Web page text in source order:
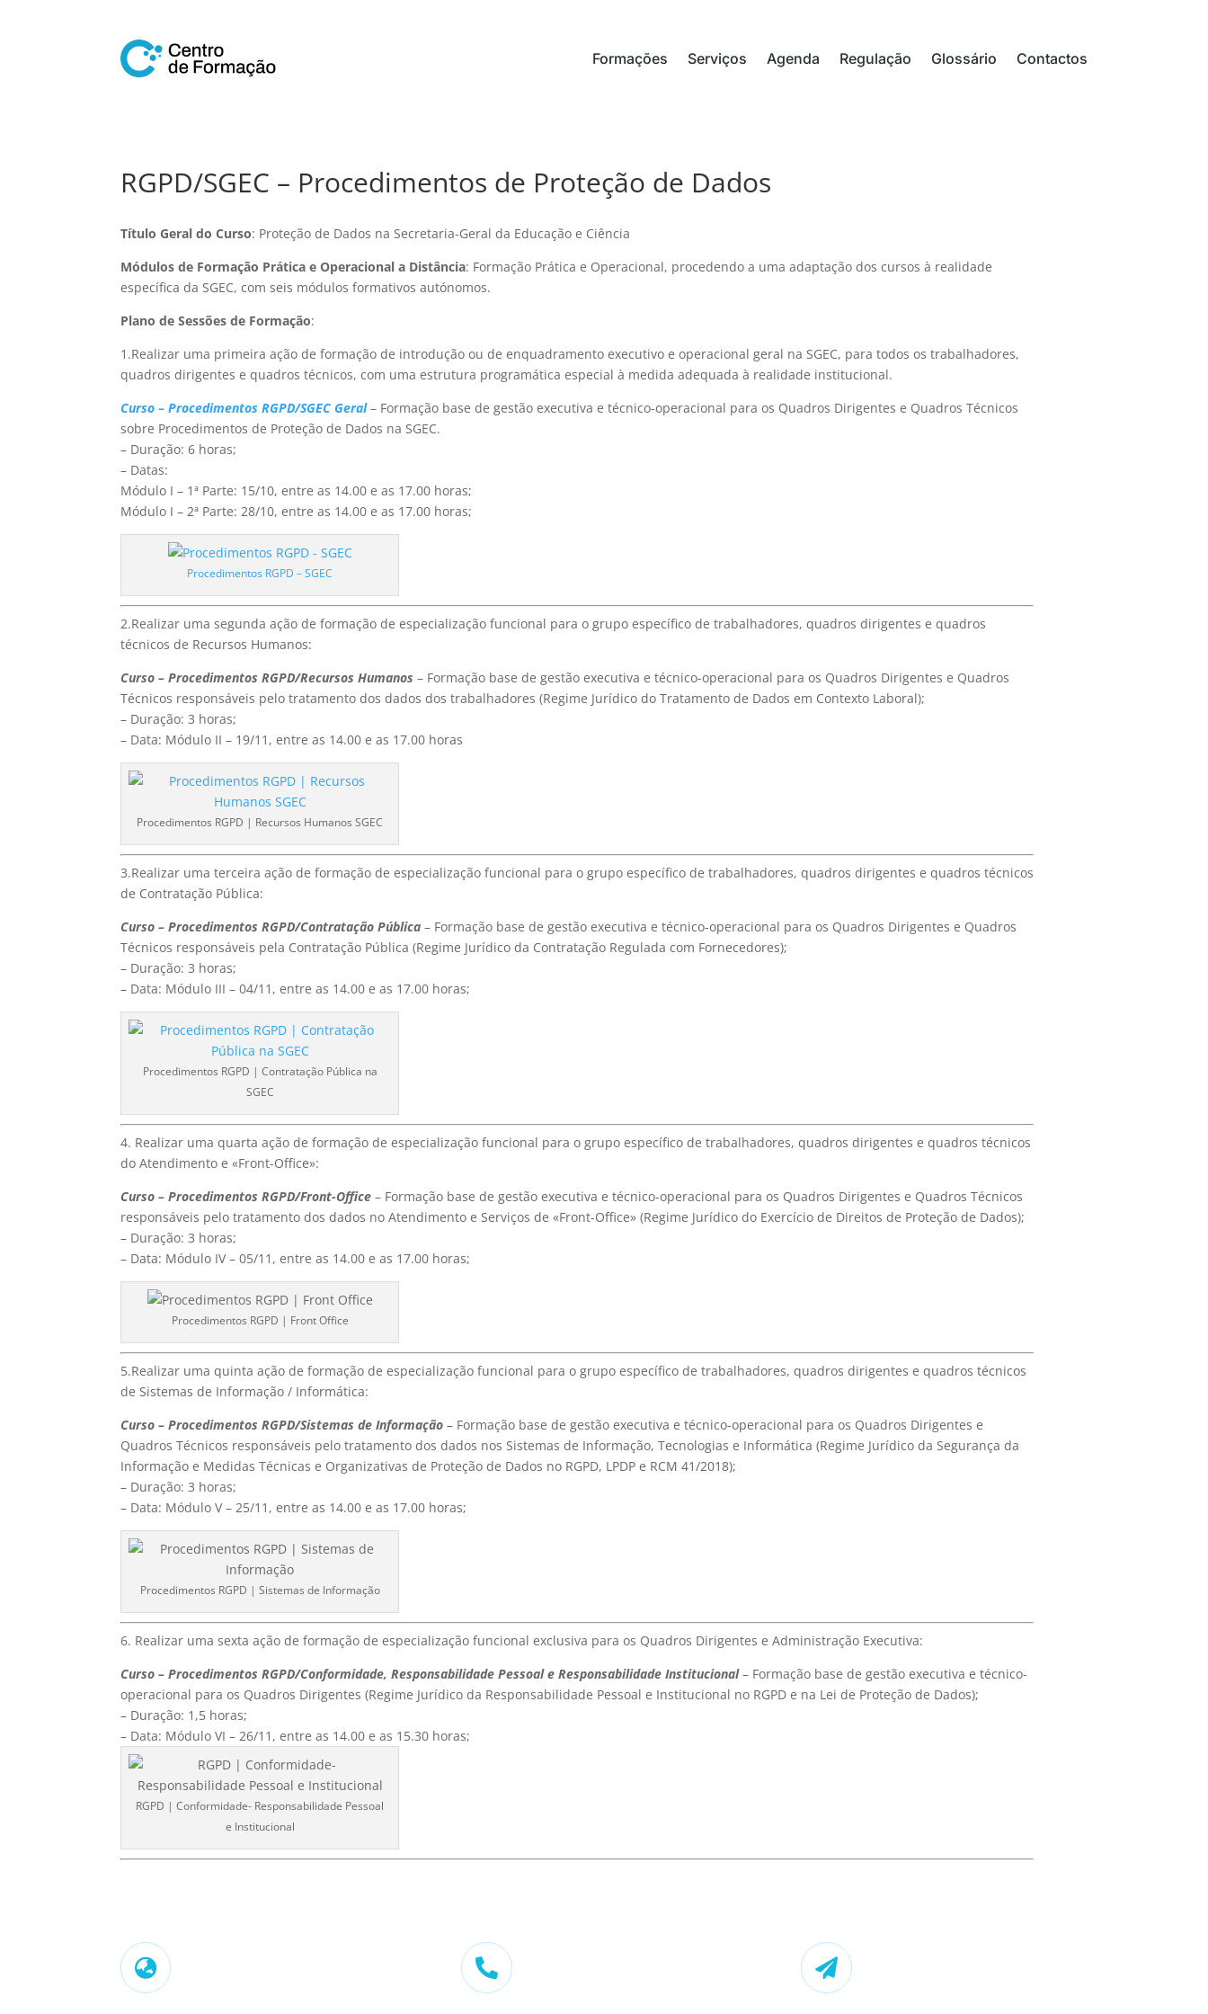
Formações Serviços Agenda Regulação Glossário Contactos
RGPD/SGEC – Procedimentos de Proteção de Dados
Título Geral do Curso: Proteção de Dados na Secretaria-Geral da Educação e Ciência
Módulos de Formação Prática e Operacional a Distância: Formação Prática e Operacional, procedendo a uma adaptação dos cursos à realidade
específica da SGEC, com seis módulos formativos autónomos.
Plano de Sessões de Formação:
1.Realizar uma primeira ação de formação de introdução ou de enquadramento executivo e operacional geral na SGEC, para todos os trabalhadores,
quadros dirigentes e quadros técnicos, com uma estrutura programática especial à medida adequada à realidade institucional.
Curso – Procedimentos RGPD/SGEC Geral – Formação base de gestão executiva e técnico-operacional para os Quadros Dirigentes e Quadros Técnicos
sobre Procedimentos de Proteção de Dados na SGEC.
– Duração: 6 horas;
– Datas:
Módulo I – 1ª Parte: 15/10, entre as 14.00 e as 17.00 horas;
Módulo I – 2ª Parte: 28/10, entre as 14.00 e as 17.00 horas;
Procedimentos RGPD – SGEC
2.Realizar uma segunda ação de formação de especialização funcional para o grupo específico de trabalhadores, quadros dirigentes e quadros
técnicos de Recursos Humanos:
Curso – Procedimentos RGPD/Recursos Humanos – Formação base de gestão executiva e técnico-operacional para os Quadros Dirigentes e Quadros
Técnicos responsáveis pelo tratamento dos dados dos trabalhadores (Regime Jurídico do Tratamento de Dados em Contexto Laboral);
– Duração: 3 horas;
– Data: Módulo II – 19/11, entre as 14.00 e as 17.00 horas
Procedimentos RGPD | Recursos Humanos SGEC
3.Realizar uma terceira ação de formação de especialização funcional para o grupo específico de trabalhadores, quadros dirigentes e quadros técnicos
de Contratação Pública:
Curso – Procedimentos RGPD/Contratação Pública – Formação base de gestão executiva e técnico-operacional para os Quadros Dirigentes e Quadros
Técnicos responsáveis pela Contratação Pública (Regime Jurídico da Contratação Regulada com Fornecedores);
– Duração: 3 horas;
– Data: Módulo III – 04/11, entre as 14.00 e as 17.00 horas;
Procedimentos RGPD | Contratação Pública na
SGEC
4. Realizar uma quarta ação de formação de especialização funcional para o grupo específico de trabalhadores, quadros dirigentes e quadros técnicos
do Atendimento e «Front-Office»:
Curso – Procedimentos RGPD/Front-Office – Formação base de gestão executiva e técnico-operacional para os Quadros Dirigentes e Quadros Técnicos
responsáveis pelo tratamento dos dados no Atendimento e Serviços de «Front-Office» (Regime Jurídico do Exercício de Direitos de Proteção de Dados);
– Duração: 3 horas;
– Data: Módulo IV – 05/11, entre as 14.00 e as 17.00 horas;
Procedimentos RGPD | Front Office
5.Realizar uma quinta ação de formação de especialização funcional para o grupo específico de trabalhadores, quadros dirigentes e quadros técnicos
de Sistemas de Informação / Informática:
Curso – Procedimentos RGPD/Sistemas de Informação – Formação base de gestão executiva e técnico-operacional para os Quadros Dirigentes e
Quadros Técnicos responsáveis pelo tratamento dos dados nos Sistemas de Informação, Tecnologias e Informática (Regime Jurídico da Segurança da
Informação e Medidas Técnicas e Organizativas de Proteção de Dados no RGPD, LPDP e RCM 41/2018);
– Duração: 3 horas;
– Data: Módulo V – 25/11, entre as 14.00 e as 17.00 horas;
Procedimentos RGPD | Sistemas de Informação
6. Realizar uma sexta ação de formação de especialização funcional exclusiva para os Quadros Dirigentes e Administração Executiva:
Curso – Procedimentos RGPD/Conformidade, Responsabilidade Pessoal e Responsabilidade Institucional – Formação base de gestão executiva e técnico-
operacional para os Quadros Dirigentes (Regime Jurídico da Responsabilidade Pessoal e Institucional no RGPD e na Lei de Proteção de Dados);
– Duração: 1,5 horas;
– Data: Módulo VI – 26/11, entre as 14.00 e as 15.30 horas;
RGPD | Conformidade- Responsabilidade Pessoal
e Institucional
  